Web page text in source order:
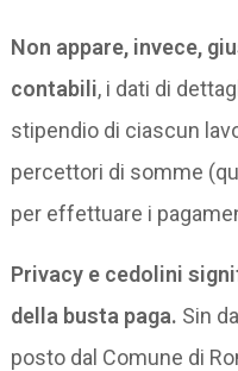
Non appare, invece,
contabili, i dati di
stipendio di ciascun
percettori di somme
per effettuare i
Privacy e cedolini
della busta paga. Sin
posto dal Comune di